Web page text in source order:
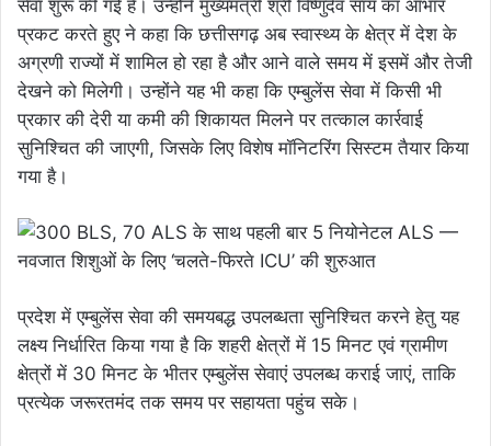
सेवा शुरू की गई है। उन्होंने मुख्यमंत्री श्री विष्णुदेव साय का आभार
प्रकट करते हुए ने कहा कि छत्तीसगढ़ अब स्वास्थ्य के क्षेत्र में देश के
अग्रणी राज्यों में शामिल हो रहा है और आने वाले समय में इसमें और तेजी
देखने को मिलेगी। उन्होंने यह भी कहा कि एम्बुलेंस सेवा में किसी भी
प्रकार की देरी या कमी की शिकायत मिलने पर तत्काल कार्रवाई
सुनिश्चित की जाएगी, जिसके लिए विशेष मॉनिटरिंग सिस्टम तैयार किया
गया है।
प्रदेश में एम्बुलेंस सेवा की समयबद्ध उपलब्धता सुनिश्चित करने हेतु यह
लक्ष्य निर्धारित किया गया है कि शहरी क्षेत्रों में 15 मिनट एवं ग्रामीण
क्षेत्रों में 30 मिनट के भीतर एम्बुलेंस सेवाएं उपलब्ध कराई जाएं, ताकि
प्रत्येक जरूरतमंद तक समय पर सहायता पहुंच सके।